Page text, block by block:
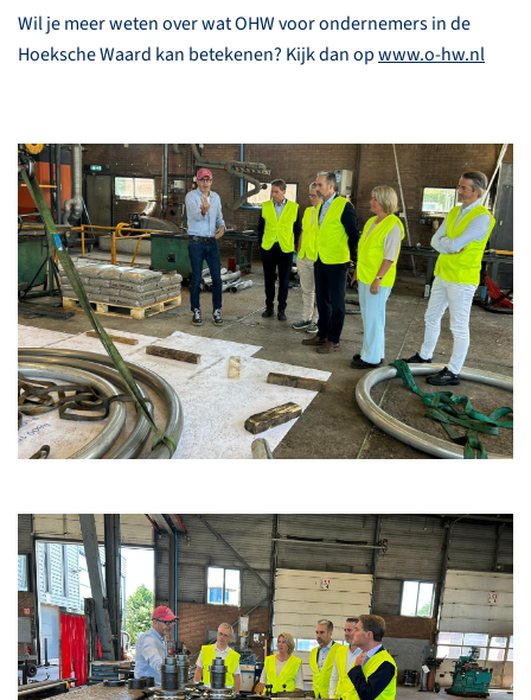
Wil je meer weten over wat OHW voor ondernemers in de
Hoeksche Waard kan betekenen? Kijk dan opwww.o-hw.nl